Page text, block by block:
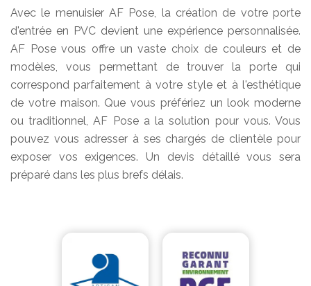
Avec le menuisier AF Pose, la création de votre porte
d'entrée en PVC devient une expérience personnalisée.
AF Pose vous offre un vaste choix de couleurs et de
modèles, vous permettant de trouver la porte qui
correspond parfaitement à votre style et à l'esthétique
de votre maison. Que vous préfériez un look moderne
ou traditionnel, AF Pose a la solution pour vous. Vous
pouvez vous adresser à ses chargés de clientèle pour
exposer vos exigences. Un devis détaillé vous sera
préparé dans les plus brefs délais.